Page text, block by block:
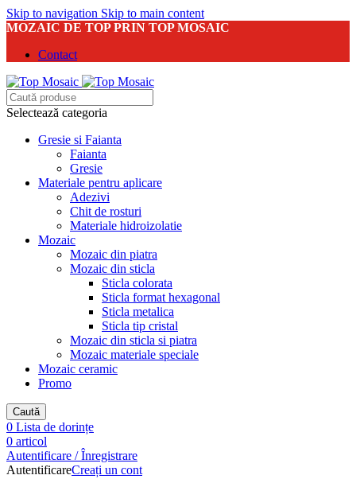
Skip to navigation Skip to main content
MOZAIC DE TOP PRIN TOP MOSAIC
Contact
Selectează categoria
Gresie si Faianta
Faianta
Gresie
Materiale pentru aplicare
Adezivi
Chit de rosturi
Materiale hidroizolatie
Mozaic
Mozaic din piatra
Mozaic din sticla
Sticla colorata
Sticla format hexagonal
Sticla metalica
Sticla tip cristal
Mozaic din sticla si piatra
Mozaic materiale speciale
Mozaic ceramic
Promo
Caută
0 Lista de dorințe
0 articol
Autentificare / Înregistrare
AutentificareCreați un cont